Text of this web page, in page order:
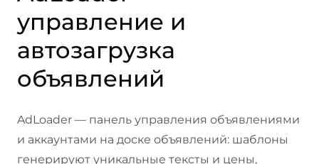
управление и
автозагрузка
объявлений
AdLoader — панель управления объявлениями
и аккаунтами на доске объявлений: шаблоны
генерируют уникальные тексты и цены,